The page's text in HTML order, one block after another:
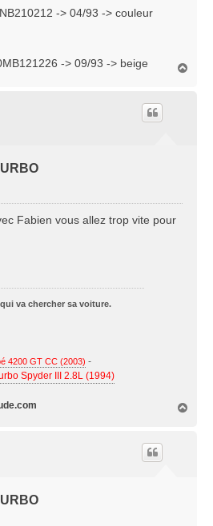
-> 04/93 -> couleur
-> 09/93 -> beige
Fabien vous allez trop vite pour
va chercher sa voiture.
4200 GT CC (2003) -
Spyder III 2.8L (1994)